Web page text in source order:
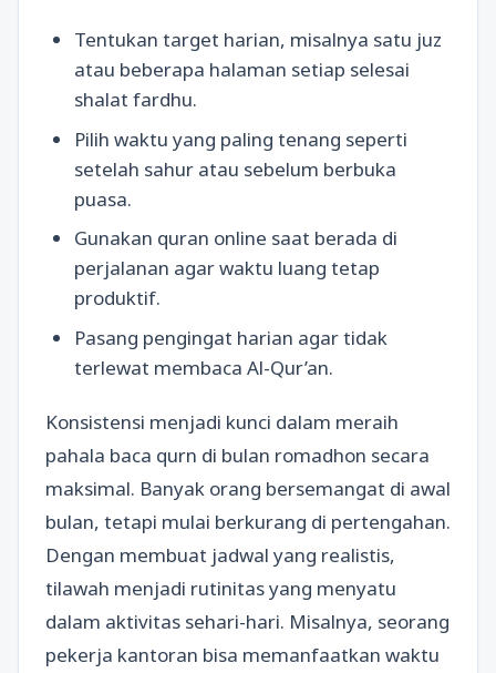
Tentukan target harian, misalnya satu juz
atau beberapa halaman setiap selesai
shalat fardhu.
Pilih waktu yang paling tenang seperti
setelah sahur atau sebelum berbuka
puasa.
Gunakan quran online saat berada di
perjalanan agar waktu luang tetap
produktif.
Pasang pengingat harian agar tidak
terlewat membaca Al-Qur’an.
Konsistensi menjadi kunci dalam meraih
pahala baca qurn di bulan romadhon secara
maksimal. Banyak orang bersemangat di awal
bulan, tetapi mulai berkurang di pertengahan.
Dengan membuat jadwal yang realistis,
tilawah menjadi rutinitas yang menyatu
dalam aktivitas sehari-hari. Misalnya, seorang
pekerja kantoran bisa memanfaatkan waktu